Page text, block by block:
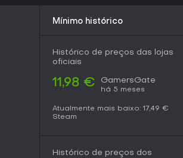
quem espera atualizações constantes pode
pede mais conteúdo pós-lançamento.
em busca de ação indie fresca.
Mínimo histórico
Histórico de preços das lojas
oficiais
11,98 € GamersGate
há 5 meses
Atualmente mais baixo: 17,49 €
Steam
Histórico de preços dos